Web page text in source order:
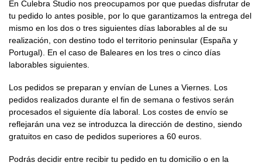
En Culebra Studio nos preocupamos por que puedas disfrutar de
tu pedido lo antes posible, por lo que garantizamos la entrega del
mismo en los dos o tres siguientes días laborables al de su
realización, con destino todo el territorio peninsular (España y
Portugal). En el caso de Baleares en los tres o cinco días
laborables siguientes.
Los pedidos se preparan y envían de Lunes a Viernes. Los
pedidos realizados durante el fin de semana o festivos serán
procesados el siguiente día laboral. Los costes de envío se
reflejarán una vez se introduzca la dirección de destino, siendo
gratuitos en caso de pedidos superiores a 60 euros.
Podrás decidir entre recibir tu pedido en tu domicilio o en la